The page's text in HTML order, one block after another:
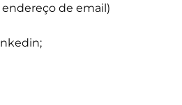
de email)